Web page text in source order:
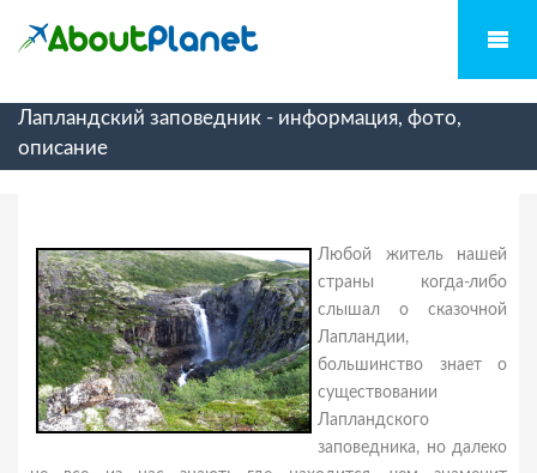
Лапландский заповедник - информация, фото,
описание
Любой житель нашей
страны когда-либо
слышал о сказочной
Лапландии,
большинство знает о
существовании
Лапландского
заповедника, но далеко